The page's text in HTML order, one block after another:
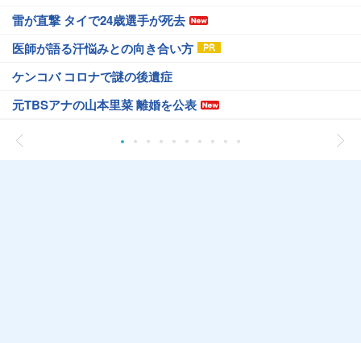
雷が直撃 タイで24歳選手が死去
医師が語る汗悩みとの向き合い方
ケンコバ コロナで謎の後遺症
元TBSアナの山本里菜 離婚を公表